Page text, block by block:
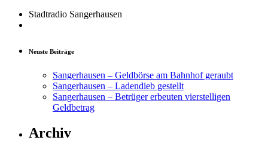
Stadtradio Sangerhausen
Neuste Beiträge
Sangerhausen – Geldbörse am Bahnhof geraubt
Sangerhausen – Ladendieb gestellt
Sangerhausen – Betrüger erbeuten vierstelligen
Geldbetrag
Archiv